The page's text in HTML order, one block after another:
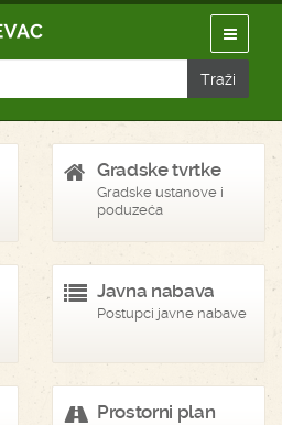
Gradske tvrtke
Gradske ustanove i
poduzeća
Javna nabava
Postupci javne nabave
Prostorni plan